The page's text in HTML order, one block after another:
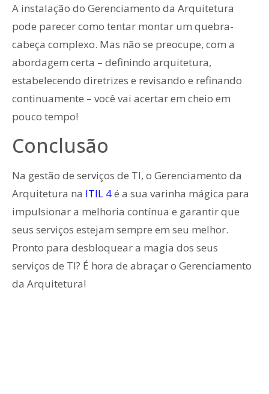
A instalação do Gerenciamento da Arquitetura
pode parecer como tentar montar um quebra-
cabeça complexo. Mas não se preocupe, com a
abordagem certa – definindo arquitetura,
estabelecendo diretrizes e revisando e refinando
continuamente – você vai acertar em cheio em
pouco tempo!
Conclusão
Na gestão de serviços de TI, o Gerenciamento da
Arquitetura na ITIL 4é a sua varinha mágica para
impulsionar a melhoria contínua e garantir que
seus serviços estejam sempre em seu melhor.
Pronto para desbloquear a magia dos seus
serviços de TI? É hora de abraçar o Gerenciamento
da Arquitetura!